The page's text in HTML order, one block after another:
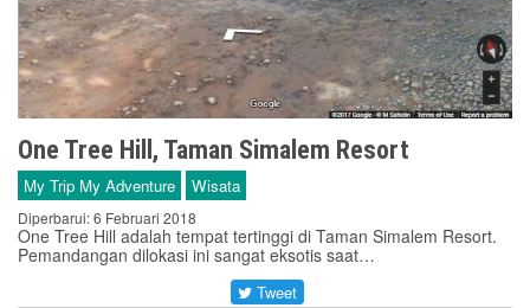
One Tree Hill, Taman Simalem Resort
My Trip My Adventure Wisata
Diperbarui: 6 Februari 2018
One Tree Hill adalah tempat tertinggi di Taman Simalem Resort.
Pemandangan dilokasi ini sangat eksotis saat…
Tweet